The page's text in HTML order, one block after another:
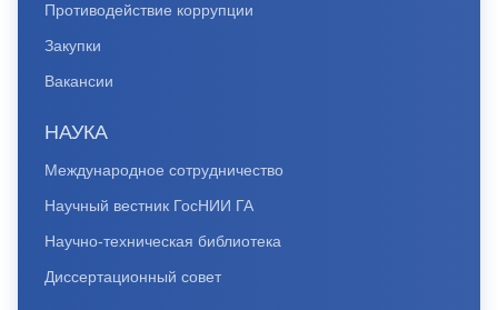
Противодействие коррупции
Закупки
Вакансии
НАУКА
Международное сотрудничество
Научный вестник ГосНИИ ГА
Научно-техническая библиотека
Диссертационный совет